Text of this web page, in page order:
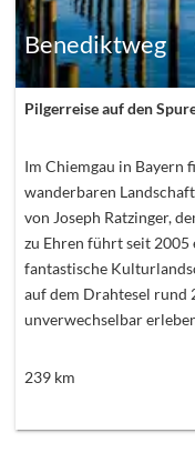
Benediktweg
Pilgerreise auf den
Im Chiemgau in Bayern
wanderbaren
von Joseph Ratzinger,
zu Ehren führt seit 2005
fantastische
auf dem Drahtesel rund
unverwechselbar
239km